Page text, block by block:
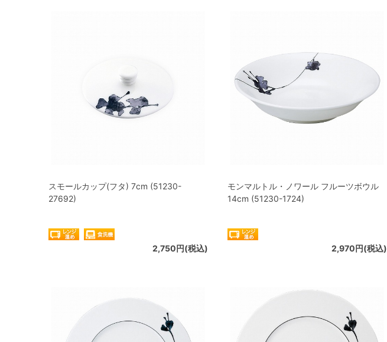
スモールカップ(フタ) 7cm (51230-
27692)
2,750円(税込)
モンマルトル・ノワール フルーツボウル
14cm (51230-1724)
2,970円(税込)